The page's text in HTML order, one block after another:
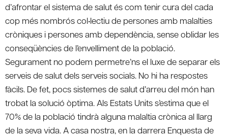
d’afrontar el sistema de salut és com tenir cura del cada
cop més nombrós col•lectiu de persones amb malalties
cròniques i persones amb dependència, sense oblidar les
conseqüències de l’envelliment de la població.
Segurament no podem permetre’ns el luxe de separar els
serveis de salut dels serveis socials. No hi ha respostes
fàcils. De fet, pocs sistemes de salut d’arreu del món han
trobat la solució òptima. Als Estats Units s’estima que el
70% de la població tindrà alguna malaltia crònica al llarg
de la seva vida. A casa nostra, en la darrera Enquesta de